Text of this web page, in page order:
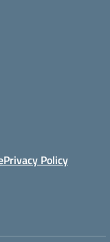
Privacy Policy